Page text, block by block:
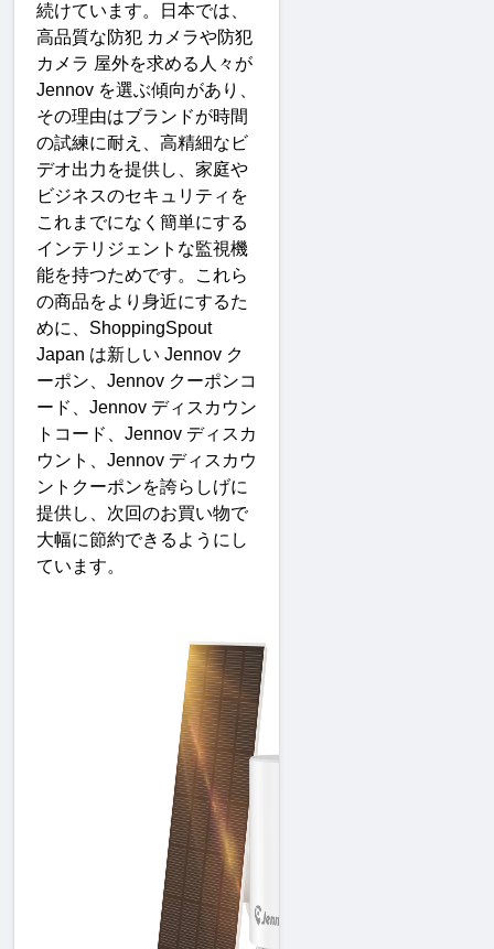
続けています。日本では、
高品質な防犯 カメラや防犯
カメラ 屋外を求める人々が
Jennov を選ぶ傾向があり、
その理由はブランドが時間
の試練に耐え、高精細なビ
デオ出力を提供し、家庭や
ビジネスのセキュリティを
これまでになく簡単にする
インテリジェントな監視機
能を持つためです。これら
の商品をより身近にするた
めに、 ShoppingSpout
Japan は新しい Jennov ク
ーポン、 Jennov クーポンコ
ード、 Jennov ディスカウン
トコード、 Jennov ディスカ
ウント、 Jennov ディスカウ
ントクーポンを誇らしげに
提供し、次回のお買い物で
大幅に節約できるようにし
ています。